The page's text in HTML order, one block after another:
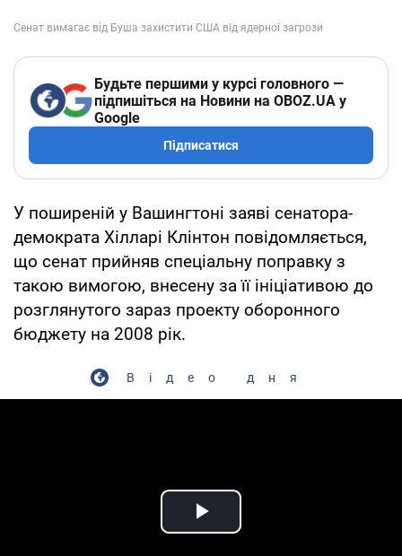
Будьте першими у курсі головного —
підпишіться на Новини на OBOZ.UA у
Google
Підписатися
У поширеній у Вашингтоні заяві сенатора-
демократа Хілларі Клінтон повідомляється,
що сенат прийняв спеціальну поправку з
такою вимогою, внесену за її ініціативою до
розглянутого зараз проекту оборонного
бюджету на 2008 рік.
Відео дня
Play Video